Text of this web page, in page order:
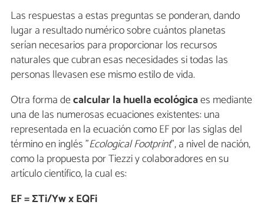
Las respuestas a estas preguntas se ponderan, dando
lugar a resultado numérico sobre cuántos planetas
serían necesarios para proporcionar los recursos
naturales que cubran esas necesidades si todas las
personas llevasen ese mismo estilo de vida.
Otra forma decalcular la huella ecológicaes mediante
una de las numerosas ecuaciones existentes: una
representada en la ecuación como EF por las siglas del
término en inglés "Ecological Footprint", a nivel de nación,
como la propuesta por Tiezzi y colaboradores en su
artículo científico, la cual es:
EF = ΣTi/Yw x EQFi